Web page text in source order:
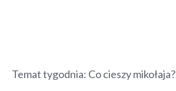
Temat tygodnia: Co cieszy mikołaja?